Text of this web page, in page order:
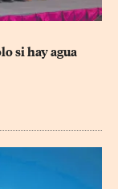
si hay agua